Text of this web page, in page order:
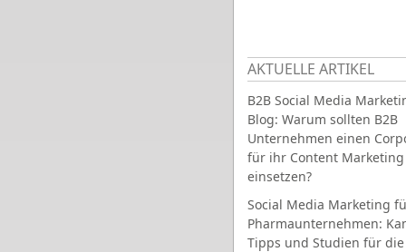
AKTUELLE ARTIKEL
B2B Social Media
Blog: Warum sollten B2B
Unternehmen einen
für ihr Content Marketing
einsetzen?
Social Media Marketing
Pharmaunternehmen:
Tipps und Studien für die